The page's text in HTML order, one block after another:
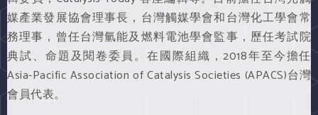
媒產業發展協會理事長，台灣觸媒學會和台灣化工學會常
務理事，曾任台灣氫能及燃料電池學會監事，歷任考試院
典試、命題及閱卷委員。在國際組織，2018年至今擔任
Asia-Pacific Association of Catalysis Societies (APACS)台灣
會員代表。